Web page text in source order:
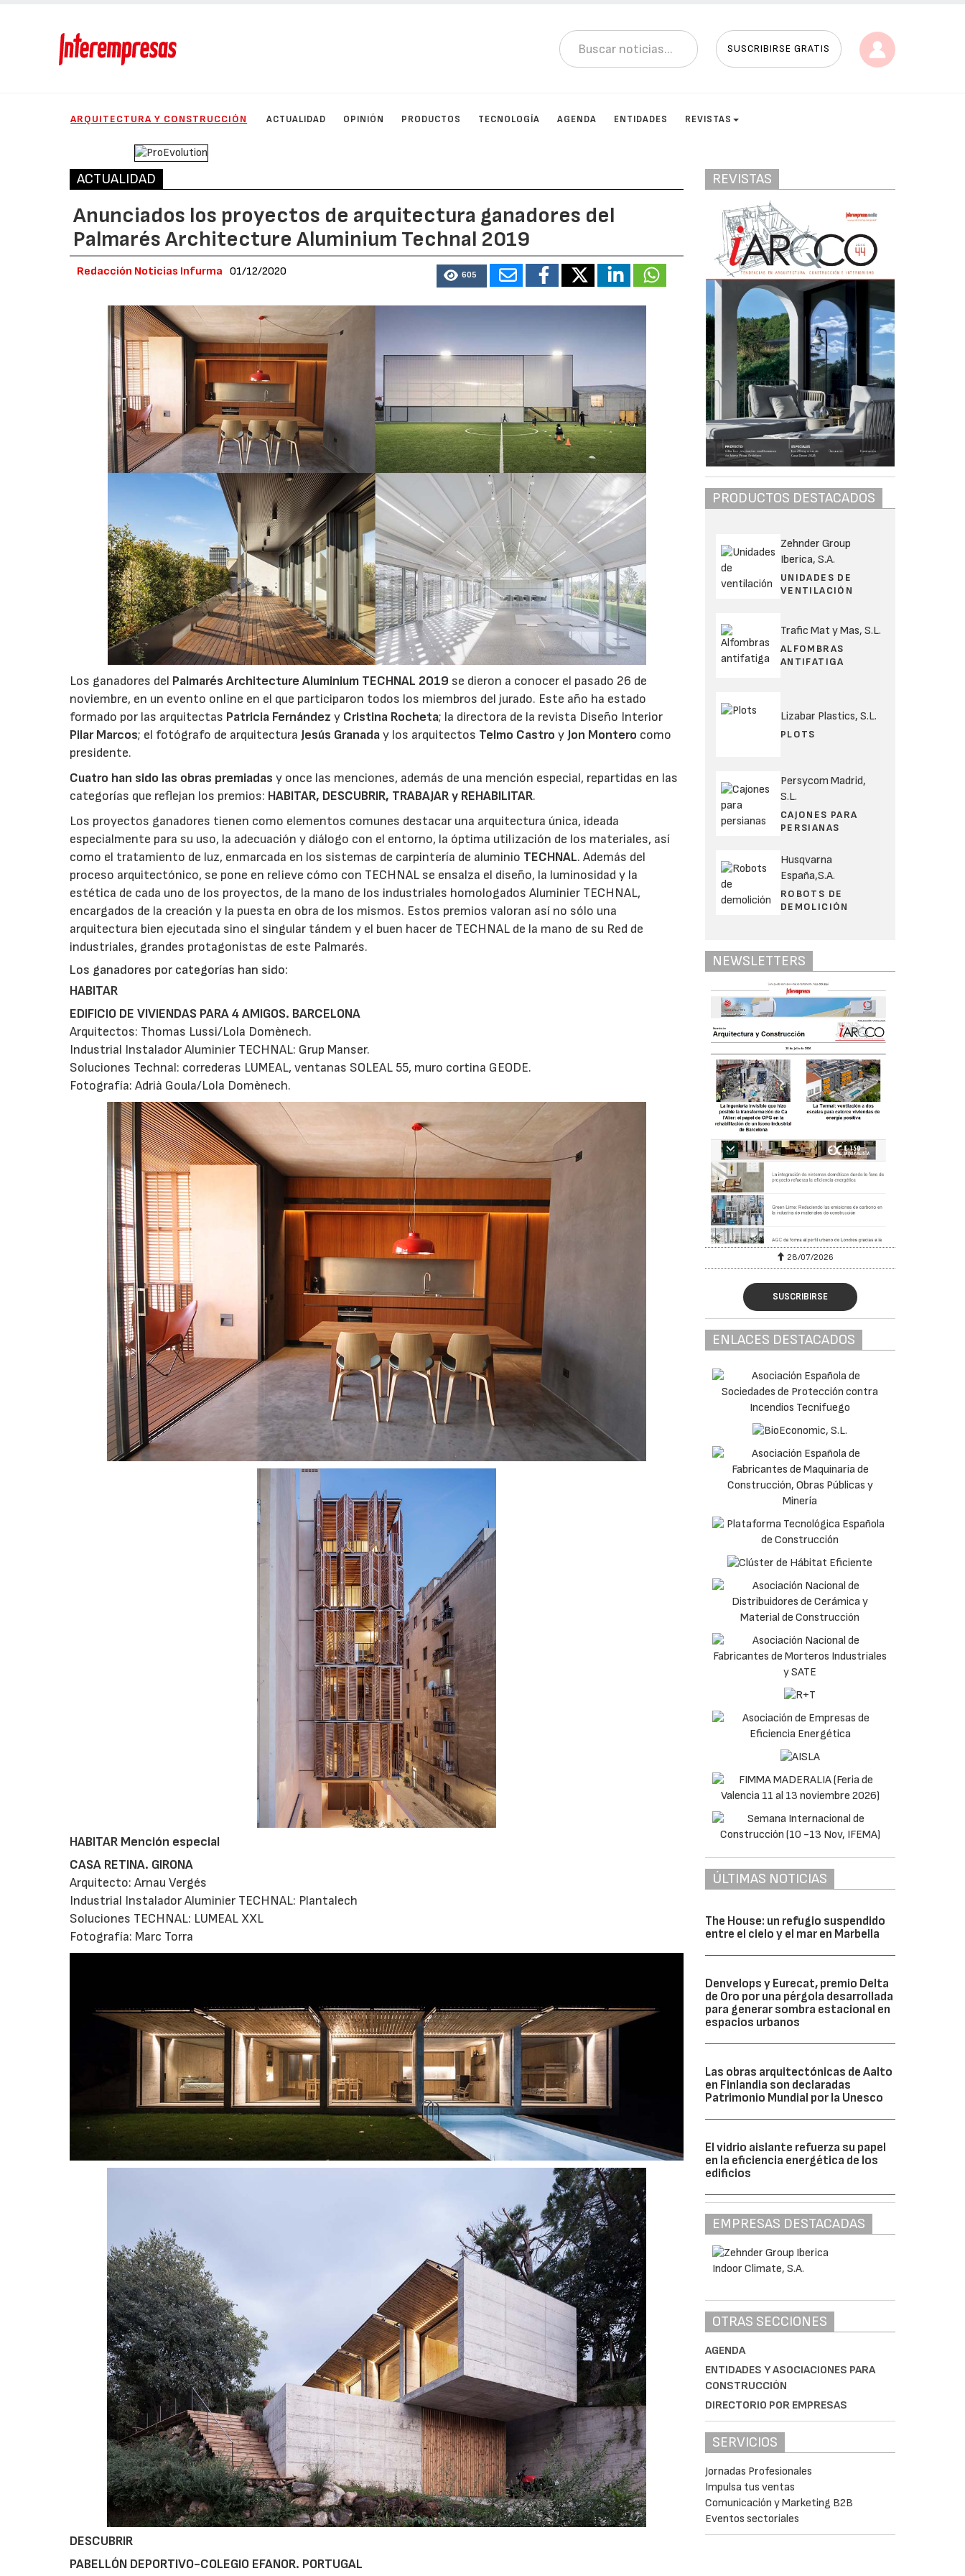
SUSCRIBIRSE GRATIS
ARQUITECTURA Y CONSTRUCCIÓN ACTUALIDAD OPINIÓN PRODUCTOS TECNOLOGÍA AGENDA ENTIDADES REVISTAS
ACTUALIDAD
Anunciados los proyectos de arquitectura ganadores del
Palmarés Architecture Aluminium Technal 2019
Redacción Noticias Infurma 01/12/2020 605
Los ganadores del Palmarés Architecture Aluminium TECHNAL 2019 se dieron a conocer el pasado 26 de
noviembre, en un evento online en el que participaron todos los miembros del jurado. Este año ha estado
formado por las arquitectas Patricia Fernándezy Cristina Rocheta; la directora de la revista Diseño Interior
Pilar Marcos; el fotógrafo de arquitecturaJesús Granaday los arquitectos Telmo Castro yJon Montero como
presidente.
Cuatro han sido las obras premiadas y once las menciones, además de una mención especial, repartidas en las
categorías que reflejan los premios: HABITAR, DESCUBRIR, TRABAJAR y REHABILITAR.
Los proyectos ganadores tienen como elementos comunes destacar una arquitectura única, ideada
especialmente para su uso, la adecuación y diálogo con el entorno, la óptima utilización de los materiales, así
como el tratamiento de luz, enmarcada en los sistemas de carpintería de aluminio TECHNAL. Además del
proceso arquitectónico, se pone en relieve cómo con TECHNAL se ensalza el diseño, la luminosidad y la
estética de cada uno de los proyectos, de la mano de los industriales homologados Aluminier TECHNAL,
encargados de la creación y la puesta en obra de los mismos. Estos premios valoran así no sólo una
arquitectura bien ejecutada sino el singular tándem y el buen hacer de TECHNAL de la mano de su Red de
industriales, grandes protagonistas de este Palmarés.
Los ganadores por categorías han sido:
HABITAR
EDIFICIO DE VIVIENDAS PARA 4 AMIGOS. BARCELONA
Arquitectos: Thomas Lussi/Lola Domènech.
Industrial Instalador Aluminier TECHNAL: Grup Manser.
Soluciones Technal: correderas LUMEAL, ventanas SOLEAL 55, muro cortina GEODE.
Fotografía: Adrià Goula/Lola Domènech.
HABITAR Mención especial
CASA RETINA. GIRONA
Arquitecto: Arnau Vergés
Industrial Instalador Aluminier TECHNAL: Plantalech
Soluciones TECHNAL: LUMEAL XXL
Fotografía: Marc Torra
DESCUBRIR
PABELLÓN DEPORTIVO-COLEGIO EFANOR. PORTUGAL
REVISTAS
PRODUCTOS DESTACADOS
Zehnder Group
Iberica, S.A.
UNIDADES DE
VENTILACIÓN
Trafic Mat y Mas, S.L.
ALFOMBRAS
ANTIFATIGA
Lizabar Plastics, S.L.
PLOTS
Persycom Madrid,
S.L.
CAJONES PARA
PERSIANAS
Husqvarna
España,S.A.
ROBOTS DE
DEMOLICIÓN
NEWSLETTERS
28/07/2026 30/07/2026
SUSCRIBIRSE
ENLACES DESTACADOS
ÚLTIMAS NOTICIAS
The House: un refugio suspendido
entre el cielo y el mar en Marbella
Denvelops y Eurecat, premio Delta
de Oro por una pérgola desarrollada
para generar sombra estacional en
espacios urbanos
Las obras arquitectónicas de Aalto
en Finlandia son declaradas
Patrimonio Mundial por la Unesco
El vidrio aislante refuerza su papel
en la eficiencia energética de los
edificios
EMPRESAS DESTACADAS
OTRAS SECCIONES
AGENDA
ENTIDADES Y ASOCIACIONES PARA
CONSTRUCCIÓN
DIRECTORIO POR EMPRESAS
SERVICIOS
Jornadas Profesionales
Impulsa tus ventas
Comunicación y Marketing B2B
Eventos sectoriales